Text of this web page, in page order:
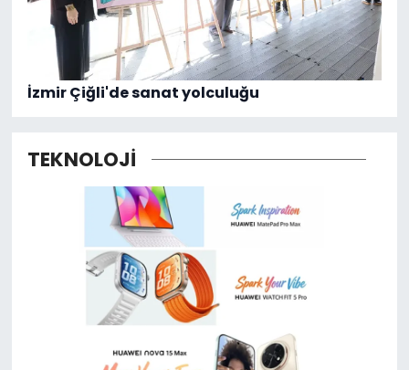
İzmir Çiğli'de sanat yolculuğu
TEKNOLOJİ